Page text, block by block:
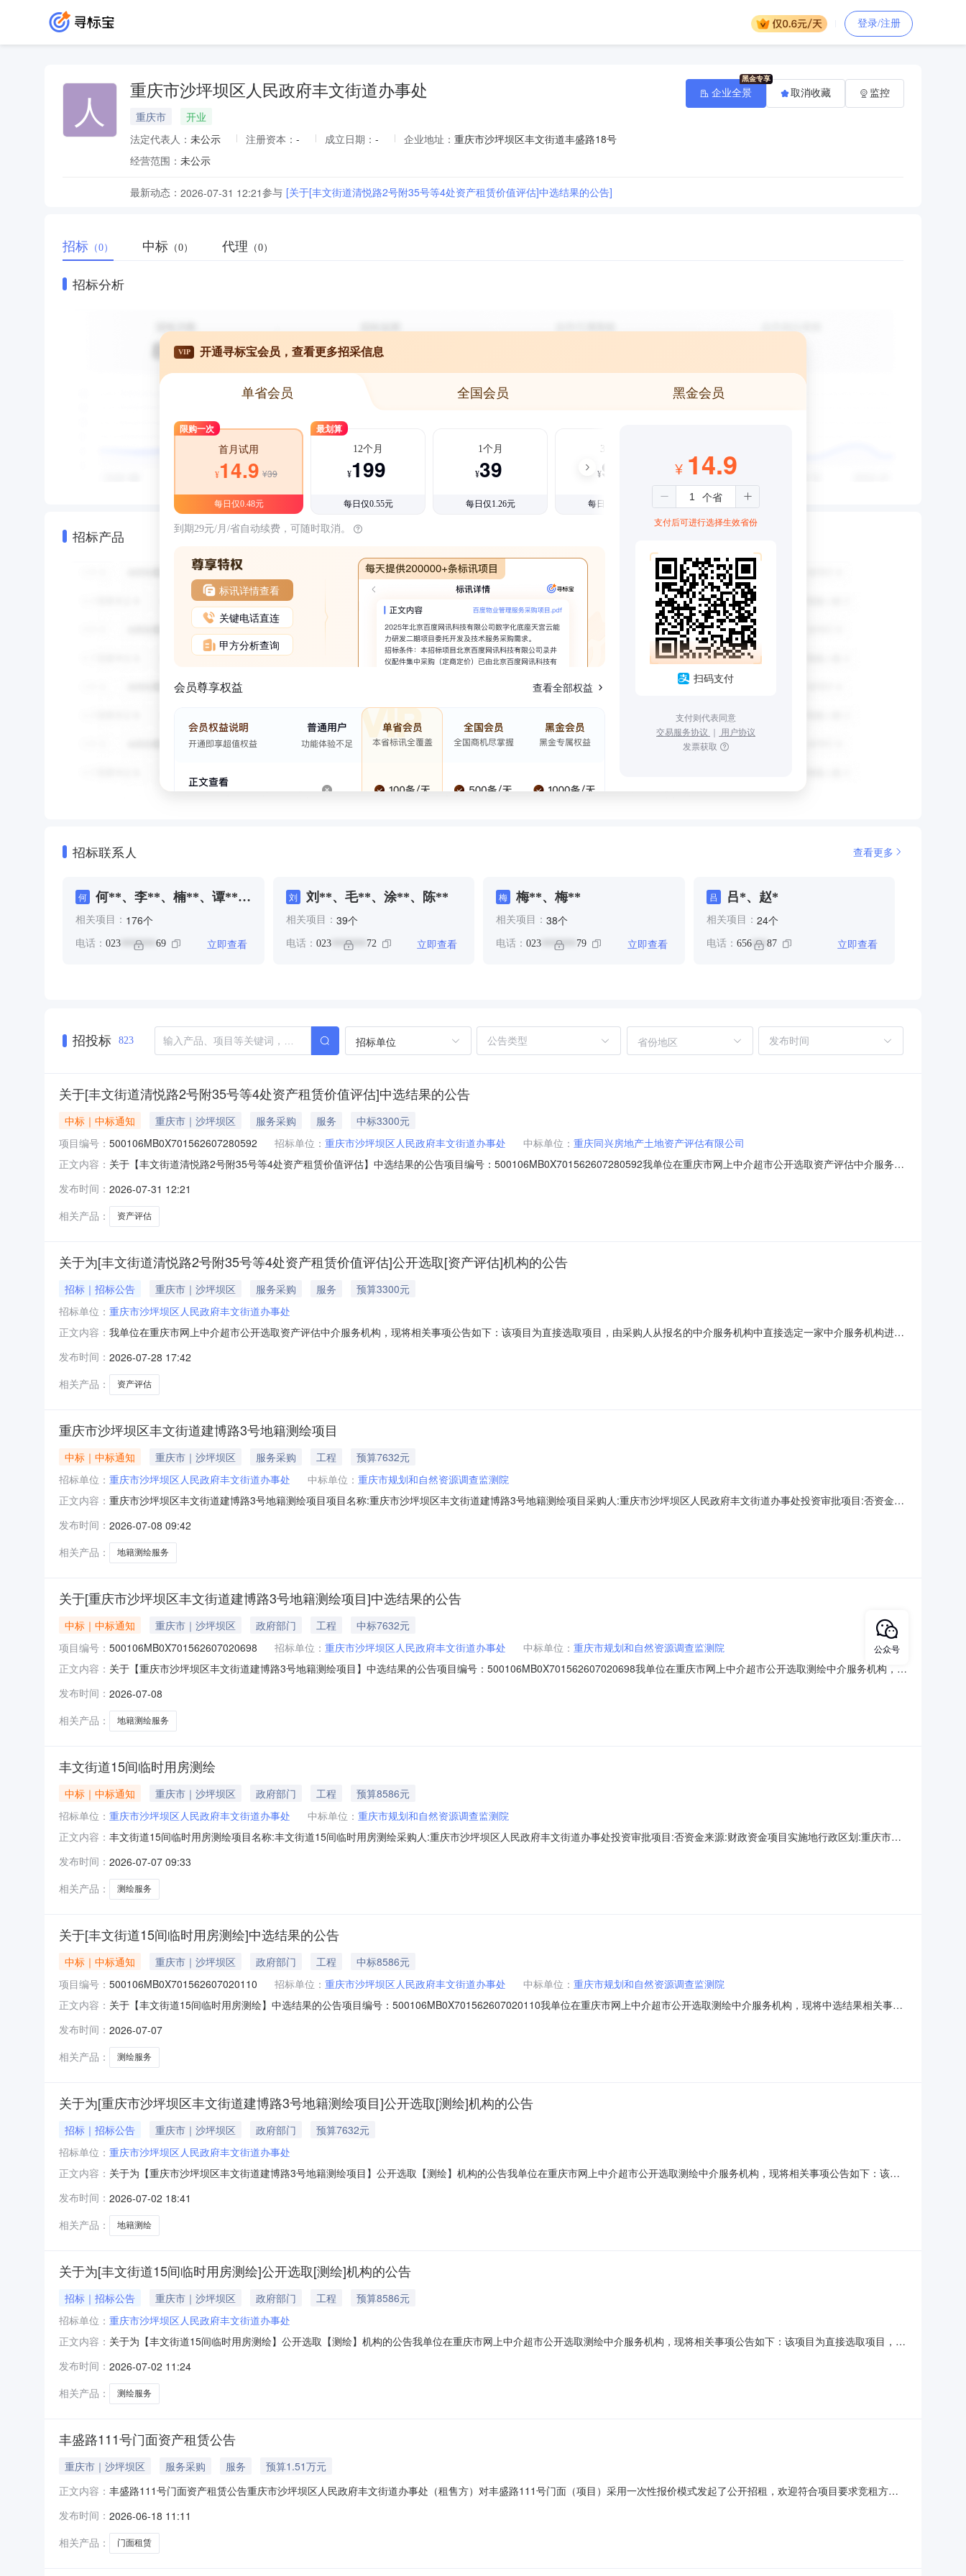
登录/注册
人 重庆市沙坪坝区人民政府丰文街道办事处
重庆市
开业
法定代表人： 未公示 注册资本： - 成立日期： - 企业地址： 重庆市沙坪坝区丰文街道丰盛路18号
经营范围： 未公示
最新动态： 2026-07-31 12:21参与 [关于[丰文街道清悦路2号附35号等4处资产租赁价值评估]中选结果的公告]
企业全景 取消收藏 监控
招标 （0） 中标 （0） 代理 （0）
招标分析
招标产品
VIP 开通寻标宝会员，查看更多招采信息
单省会员 全国会员 黑金会员
限购一次
首月试用
¥14.9 ¥39
每日仅0.48元
最划算
12个月
¥199
每日仅0.55元
1个月
¥39
每日仅1.26元
3个月
¥99
每日仅1.08元
到期29元/月/省自动续费，可随时取消。
标讯详情查看
关键电话直连
甲方分析查询
会员尊享权益 查看全部权益
¥ 14.9
支付后可进行选择生效省份
扫码支付
支付则代表同意
交易服务协议 ｜ 用户协议
发票获取
招标联系人 查看更多
何
何**、李**、楠**、谭**、
相关项目： 176个
电话： 023 ******* 69 立即查看
刘 刘**、毛**、涂**、陈**
相关项目： 39个
电话： 023******* 72 立即查看
梅 梅**、梅**
相关项目： 38个
电话： 023 ******* 79 立即查看
吕 吕*、赵*
相关项目： 24个
电话： 656*** 87 立即查看
招投标 823 招标单位 省份地区
关于[丰文街道清悦路2号附35号等4处资产租赁价值评估]中选结果的公告
中标｜中标通知 重庆市｜沙坪坝区 服务采购 服务
中标3300元
项目编号： 500106MB0X701562607280592 招标单位： 重庆市沙坪坝区人民政府丰文街道办事处 中标单位： 重庆同兴房地产土地资产评估有限公司
正文内容： 关于【丰文街道清悦路2号附35号等4处资产租赁价值评估】中选结果的公告项目编号：500106MB0X701562607280592我单位在重庆市网上中介超市公开选取资产评估中介服务机
是否破产业务服务项目采购否所需服务类型资产评估服务金额￥3300.0元金额说明此价格为资产评估包干价，除此外不再支付任何相关费用。选取时间2026-07-3109:00:00选
发布时间： 2026-07-31 12:21
相关产品：
资产评估
关于为[丰文街道清悦路2号附35号等4处资产租赁价值评估]公开选取[资产评估]机构的公告
招标｜招标公告 重庆市｜沙坪坝区 服务采购 服务
预算3300元
招标单位： 重庆市沙坪坝区人民政府丰文街道办事处
正文内容： 我单位在重庆市网上中介超市公开选取资产评估中介服务机构，现将相关事项公告如下：该项目为直接选取项目，由采购人从报名的中介服务机构中直接选定一家中介服务机构进行
项所需服务类型资产评估服务内容完成本项目价格评估服务相关工作，出具符合现行业规定的《咨询报告书》。中介机构要求以采购公告为准其他要求说明无服务时限说明暂定10日
历天服务金额￥3300.0元金额说明此价
发布时间： 2026-07-28 17:42
相关产品：
资产评估
重庆市沙坪坝区丰文街道建博路3号地籍测绘项目
中标｜中标通知 重庆市｜沙坪坝区 服务采购 工程
预算7632元
招标单位： 重庆市沙坪坝区人民政府丰文街道办事处 中标单位： 重庆市规划和自然资源调查监测院
正文内容： 重庆市沙坪坝区丰文街道建博路3号地籍测绘项目项目名称:重庆市沙坪坝区丰文街道建博路3号地籍测绘项目采购人:重庆市沙坪坝区人民政府丰文街道办事处投资审批项目:否资金来
方式:直接选取中选机构名称:重庆市规划和自然资源调查监测院中选机构联系地址:重庆市渝北区天宫殿街道恒明路1号18-23楼采购人业务咨询电话:监督举报电话:及
发布时间： 2026-07-08 09:42
相关产品：
地籍测绘服务
关于[重庆市沙坪坝区丰文街道建博路3号地籍测绘项目]中选结果的公告
中标｜中标通知 重庆市｜沙坪坝区 政府部门 工程
中标7632元
项目编号： 500106MB0X701562607020698 招标单位： 重庆市沙坪坝区人民政府丰文街道办事处 中标单位： 重庆市规划和自然资源调查监测院
正文内容： 关于【重庆市沙坪坝区丰文街道建博路3号地籍测绘项目】中选结果的公告项目编号：500106MB0X701562607020698我单位在重庆市网上中介超市公开选取测绘中介服务机构，现
产业务服务项目采购否所需服务类型测绘服务金额￥7632.0元金额说明此价格为测绘包干价，除此外不再支付任何相关费用。选取时间2026-07-0809:00:00选取方式直接选取中选
机
发布时间： 2026-07-08
相关产品：
地籍测绘服务
丰文街道15间临时用房测绘
中标｜中标通知 重庆市｜沙坪坝区 政府部门 工程
预算8586元
招标单位： 重庆市沙坪坝区人民政府丰文街道办事处 中标单位： 重庆市规划和自然资源调查监测院
正文内容： 丰文街道15间临时用房测绘项目名称:丰文街道15间临时用房测绘采购人:重庆市沙坪坝区人民政府丰文街道办事处投资审批项目:否资金来源:财政资金项目实施地行政区划:重庆市沙
自然资源调查监测院中选机构联系地址:重庆市渝北区天宫殿街道恒明路1号18-23楼采购人业务咨询电话:监督举报电话:及
发布时间： 2026-07-07 09:33
相关产品：
测绘服务
关于[丰文街道15间临时用房测绘]中选结果的公告
中标｜中标通知 重庆市｜沙坪坝区 政府部门 工程
中标8586元
项目编号： 500106MB0X701562607020110 招标单位： 重庆市沙坪坝区人民政府丰文街道办事处 中标单位： 重庆市规划和自然资源调查监测院
正文内容： 关于【丰文街道15间临时用房测绘】中选结果的公告项目编号：500106MB0X701562607020110我单位在重庆市网上中介超市公开选取测绘中介服务机构，现将中选结果相关事项
务金额￥8586.0元金额说明此价格为测绘包干价，除此外不在支付任何相关费用。选取时间2026-07-0709:00:00选取方式直接选取中选机构名称重庆市规划和自然资源调查监测院
发布时间： 2026-07-07
相关产品：
测绘服务
关于为[重庆市沙坪坝区丰文街道建博路3号地籍测绘项目]公开选取[测绘]机构的公告
招标｜招标公告 重庆市｜沙坪坝区 政府部门
预算7632元
招标单位： 重庆市沙坪坝区人民政府丰文街道办事处
正文内容： 关于为【重庆市沙坪坝区丰文街道建博路3号地籍测绘项目】公开选取【测绘】机构的公告我单位在重庆市网上中介超市公开选取测绘中介服务机构，现将相关事项公告如下：该项
人民政府丰文街道办事处投资审批项目否是否破产业务服务项目采购否所需中介服务事项所需服务类型测绘服务内容完成本项目测绘相关工作，出具符合现行行业规定的测绘结果。
中介机构要求资质（资格）要求资质（资格）要求说
发布时间： 2026-07-02 18:41
相关产品：
地籍测绘
关于为[丰文街道15间临时用房测绘]公开选取[测绘]机构的公告
招标｜招标公告 重庆市｜沙坪坝区 政府部门 工程
预算8586元
招标单位： 重庆市沙坪坝区人民政府丰文街道办事处
正文内容： 关于为【丰文街道15间临时用房测绘】公开选取【测绘】机构的公告我单位在重庆市网上中介超市公开选取测绘中介服务机构，现将相关事项公告如下：该项目为直接选取项目，由
破产业务服务项目采购否所需中介服务事项所需服务类型测绘服务内容中选服务商需根据业主要求完成本项目测绘工作，并按照现行行业标准出具测绘成果报告。中介机构要求资质
（资格）要求资质（资格）要求说明测绘需具备
发布时间： 2026-07-02 11:24
相关产品：
测绘服务
丰盛路111号门面资产租赁公告
重庆市｜沙坪坝区 服务采购 服务
预算1.51万元
正文内容： 丰盛路111号门面资产租赁公告重庆市沙坪坝区人民政府丰文街道办事处（租售方）对丰盛路111号门面（项目）采用一次性报价模式发起了公开招租，欢迎符合项目要求竞租方参
15140.4元资产详情描述该门面位于沙坪坝区丰文街道丰盛路111号，面积22.94平方米图片展示二、竞租方要求（参加本项目的竞租方必须在“行采家”服务平台注册，成为有效用户
（供应商
发布时间： 2026-06-18 11:11
相关产品：
门面租赁
公众号